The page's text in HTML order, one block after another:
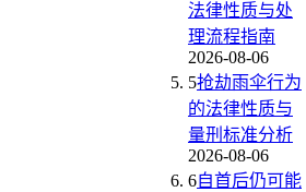
法律性质与处
理流程指南
2026-08-06
5抢劫雨伞行为
的法律性质与
量刑标准分析
2026-08-06
6自首后仍可能